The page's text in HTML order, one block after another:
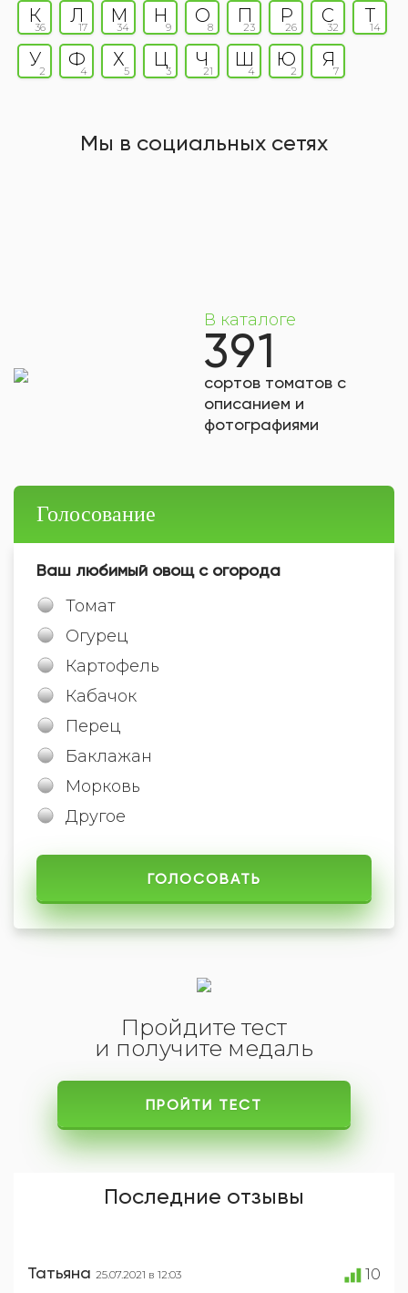
К
36
Л
17
М
34
Н
9
О
8
П
23
Р
26
С
32
Т
14
У
2
Ф
4
Х
5
Ц
3
Ч
21
Ш
4
Ю
2
Я
7
Мы в социальных сетях
В каталоге
391
сортов томатов с
описанием и
фотографиями
Голосование
Ваш любимый овощ с огорода
Томат
Огурец
Картофель
Кабачок
Перец
Баклажан
Морковь
Другое
Пройдите тест
и получите медаль
ПРОЙТИ ТЕСТ
Последние отзывы
Татьяна 25.07.2021 в 12:03
10